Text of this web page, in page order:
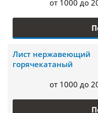
от 1000 до
Лист нержавеющий
горячекатаный
от 1000 до